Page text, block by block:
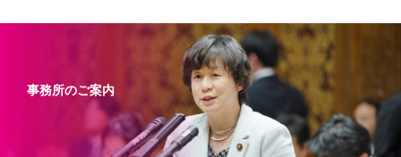
事務所のご案内